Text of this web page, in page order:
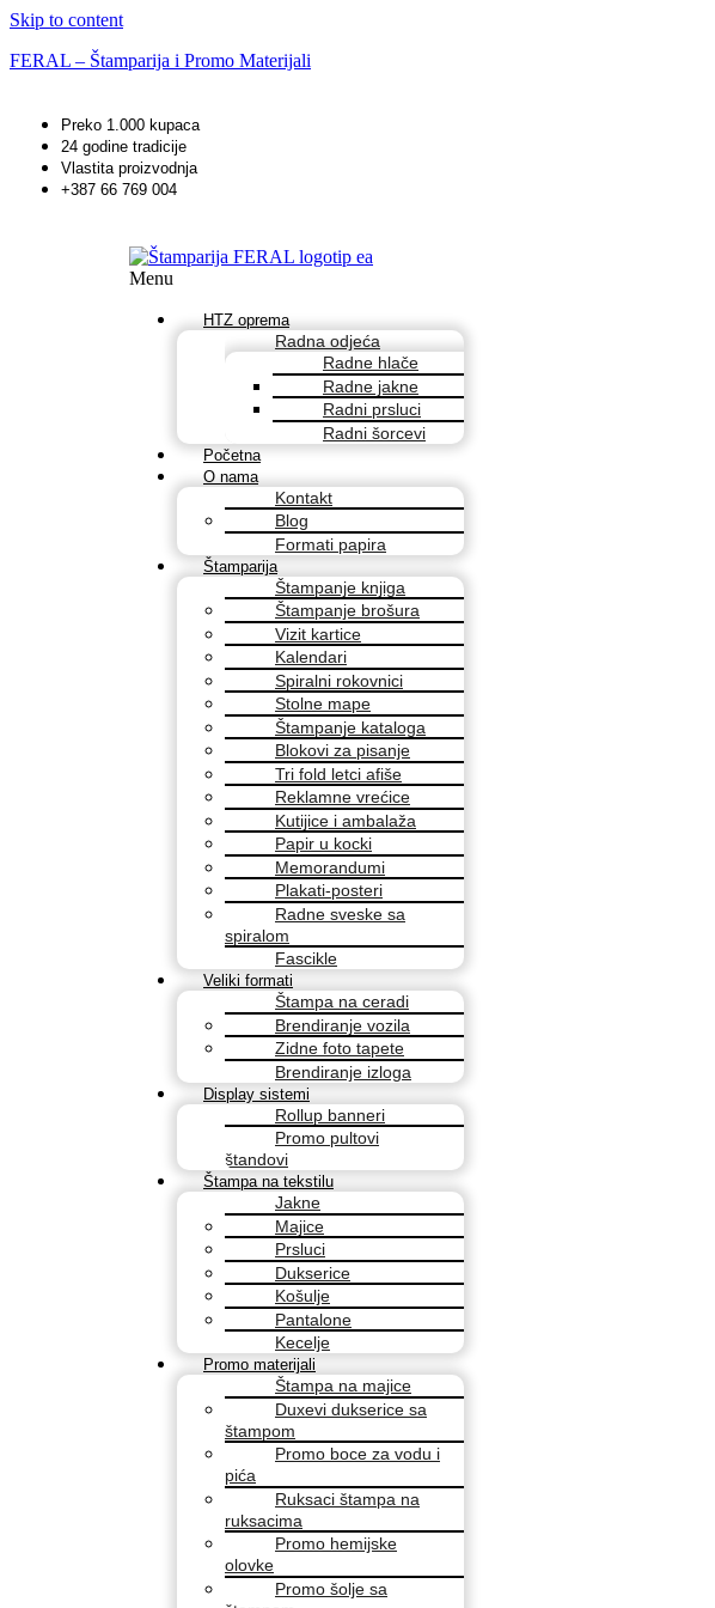
Skip to content
FERAL – Štamparija i Promo Materijali
Preko 1.000 kupaca
24 godine tradicije
Vlastita proizvodnja
+387 66 769 004
Menu
HTZ oprema
Radna odjeća
Radne hlače
Radne jakne
Radni prsluci
Radni šorcevi
Početna
O nama
Kontakt
Blog
Formati papira
Štamparija
Štampanje knjiga
Štampanje brošura
Vizit kartice
Kalendari
Spiralni rokovnici
Stolne mape
Štampanje kataloga
Blokovi za pisanje
Tri fold letci afiše
Reklamne vrećice
Kutijice i ambalaža
Papir u kocki
Memorandumi
Plakati-posteri
Radne sveske sa
spiralom
Fascikle
Veliki formati
Štampa na ceradi
Brendiranje vozila
Zidne foto tapete
Brendiranje izloga
Display sistemi
Rollup banneri
Promo pultovi
štandovi
Štampa na tekstilu
Jakne
Majice
Prsluci
Dukserice
Košulje
Pantalone
Kecelje
Promo materijali
Štampa na majice
Duxevi dukserice sa
štampom
Promo boce za vodu i
pića
Ruksaci štampa na
ruksacima
Promo hemijske
olovke
Promo šolje sa